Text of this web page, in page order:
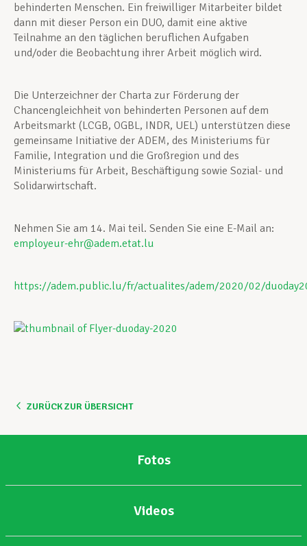
behinderten Menschen. Ein freiwilliger Mitarbeiter bildet
dann mit dieser Person ein DUO, damit eine aktive
Teilnahme an den täglichen beruflichen Aufgaben
und/oder die Beobachtung ihrer Arbeit möglich wird.
Die Unterzeichner der Charta zur Förderung der
Chancengleichheit von behinderten Personen auf dem
Arbeitsmarkt (LCGB, OGBL, INDR, UEL) unterstützen diese
gemeinsame Initiative der ADEM, des Ministeriums für
Familie, Integration und die Großregion und des
Ministeriums für Arbeit, Beschäftigung sowie Sozial- und
Solidarwirtschaft.
Nehmen Sie am 14. Mai teil. Senden Sie eine E-Mail an:
employeur-ehr@adem.etat.lu
https://adem.public.lu/fr/actualites/adem/2020/02/
ZURÜCK ZUR ÜBERSICHT
Fotos
Videos